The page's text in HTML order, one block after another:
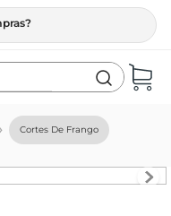
Cortes De Frango